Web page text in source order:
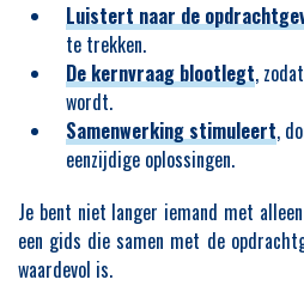
Luistert naar de
te trekken.
De kernvraag blootlegt,
wordt.
Samenwerking stimuleert,
eenzijdige oplossingen.
Je bent niet langer iemand met
een gids die samen met de
waardevol is.